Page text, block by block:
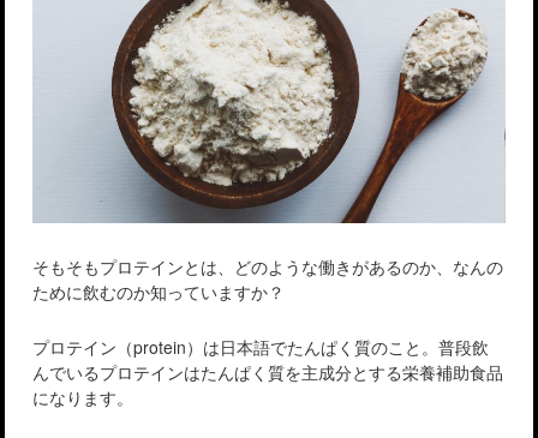
そもそもプロテインとは、どのような働きがあるのか、なんの
ために飲むのか知っていますか？
プロテイン（protein）は日本語でたんぱく質のこと。普段飲
んでいるプロテインはたんぱく質を主成分とする栄養補助食品
になります。